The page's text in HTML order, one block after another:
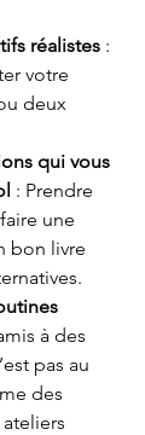
réalistes :
votre
deux
qui vous
: Prendre
une
bon livre
à des
pas au
des